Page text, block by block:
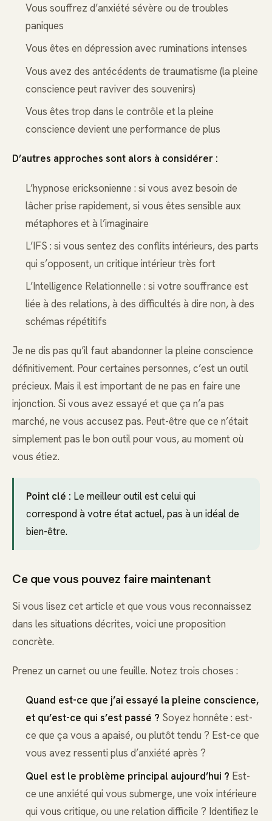
Vous souffrez d’anxiété sévère ou de troubles
paniques
Vous êtes en dépression avec ruminations intenses
Vous avez des antécédents de traumatisme (la pleine
conscience peut raviver des souvenirs)
Vous êtes trop dans le contrôle et la pleine
conscience devient une performance de plus
D’autres approches sont alors à considérer :
L’hypnose ericksonienne : si vous avez besoin de
lâcher prise rapidement, si vous êtes sensible aux
métaphores et à l’imaginaire
L’IFS : si vous sentez des conflits intérieurs, des parts
qui s’opposent, un critique intérieur très fort
L’Intelligence Relationnelle : si votre souffrance est
liée à des relations, à des difficultés à dire non, à des
schémas répétitifs
Je ne dis pas qu’il faut abandonner la pleine conscience
définitivement. Pour certaines personnes, c’est un outil
précieux. Mais il est important de ne pas en faire une
injonction. Si vous avez essayé et que ça n’a pas
marché, ne vous accusez pas. Peut-être que ce n’était
simplement pas le bon outil pour vous, au moment où
vous étiez.
Point clé : Le meilleur outil est celui qui
correspond à votre état actuel, pas à un idéal de
bien-être.
Ce que vous pouvez faire maintenant
Si vous lisez cet article et que vous vous reconnaissez
dans les situations décrites, voici une proposition
concrète.
Prenez un carnet ou une feuille. Notez trois choses :
Quand est-ce que j’ai essayé la pleine conscience,
et qu’est-ce qui s’est passé ? Soyez honnête : est-
ce que ça vous a apaisé, ou plutôt tendu ? Est-ce que
vous avez ressenti plus d’anxiété après ?
Quel est le problème principal aujourd’hui ? Est-
ce une anxiété qui vous submerge, une voix intérieure
qui vous critique, ou une relation difficile ? Identifiez le